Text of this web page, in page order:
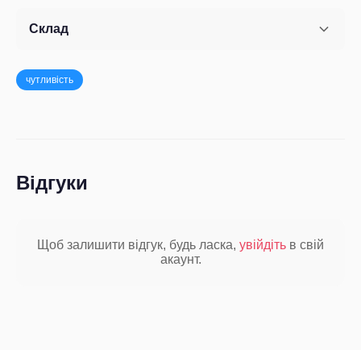
Склад
чутливість
Відгуки
Щоб залишити відгук, будь ласка, увійдіть в свій
акаунт.